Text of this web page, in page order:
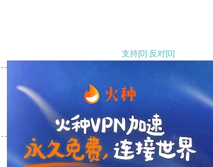
支持[0] 反对[0]
支持[0] 反对